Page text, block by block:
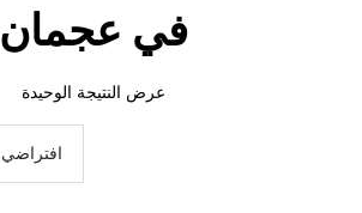
في عجمان
عرض النتيجة الوحيدة